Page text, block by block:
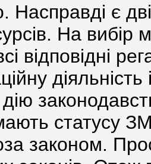
Насправді є
На
відповідні
діяльність
статусу
законом.